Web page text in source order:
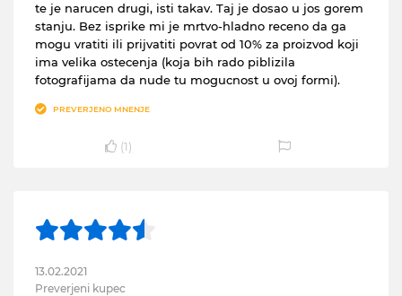
te je narucen drugi, isti takav. Taj je dosao u jos gorem
stanju. Bez isprike mi je mrtvo-hladno receno da ga
mogu vratiti ili prijvatiti povrat od 10% za proizvod koji
ima velika ostecenja (koja bih rado piblizila
fotografijama da nude tu mogucnost u ovoj formi).
PREVERJENO MNENJE
(1)
13.02.2021
Preverjeni kupec